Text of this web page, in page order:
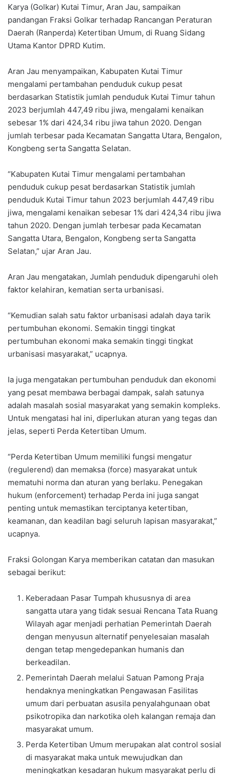
Karya (Golkar) Kutai Timur, Aran Jau, sampaikan
pandangan Fraksi Golkar terhadap Rancangan Peraturan
Daerah (Ranperda) Ketertiban Umum, di Ruang Sidang
Utama Kantor DPRD Kutim.
Aran Jau menyampaikan, Kabupaten Kutai Timur
mengalami pertambahan penduduk cukup pesat
berdasarkan Statistik jumlah penduduk Kutai Timur tahun
2023 berjumlah 447,49 ribu jiwa, mengalami kenaikan
sebesar 1% dari 424,34 ribu jiwa tahun 2020. Dengan
jumlah terbesar pada Kecamatan Sangatta Utara, Bengalon,
Kongbeng serta Sangatta Selatan.
“Kabupaten Kutai Timur mengalami pertambahan
penduduk cukup pesat berdasarkan Statistik jumlah
penduduk Kutai Timur tahun 2023 berjumlah 447,49 ribu
jiwa, mengalami kenaikan sebesar 1% dari 424,34 ribu jiwa
tahun 2020. Dengan jumlah terbesar pada Kecamatan
Sangatta Utara, Bengalon, Kongbeng serta Sangatta
Selatan,” ujar Aran Jau.
Aran Jau mengatakan, Jumlah penduduk dipengaruhi oleh
faktor kelahiran, kematian serta urbanisasi.
“Kemudian salah satu faktor urbanisasi adalah daya tarik
pertumbuhan ekonomi. Semakin tinggi tingkat
pertumbuhan ekonomi maka semakin tinggi tingkat
urbanisasi masyarakat,” ucapnya.
Ia juga mengatakan pertumbuhan penduduk dan ekonomi
yang pesat membawa berbagai dampak, salah satunya
adalah masalah sosial masyarakat yang semakin kompleks.
Untuk mengatasi hal ini, diperlukan aturan yang tegas dan
jelas, seperti Perda Ketertiban Umum.
“Perda Ketertiban Umum memiliki fungsi mengatur
(regulerend) dan memaksa (force) masyarakat untuk
mematuhi norma dan aturan yang berlaku. Penegakan
hukum (enforcement) terhadap Perda ini juga sangat
penting untuk memastikan terciptanya ketertiban,
keamanan, dan keadilan bagi seluruh lapisan masyarakat,”
ucapnya.
Fraksi Golongan Karya memberikan catatan dan masukan
sebagai berikut:
Keberadaan Pasar Tumpah khususnya di area
sangatta utara yang tidak sesuai Rencana Tata Ruang
Wilayah agar menjadi perhatian Pemerintah Daerah
dengan menyusun alternatif penyelesaian masalah
dengan tetap mengedepankan humanis dan
berkeadilan.
Pemerintah Daerah melalui Satuan Pamong Praja
hendaknya meningkatkan Pengawasan Fasilitas
umum dari perbuatan asusila penyalahgunaan obat
psikotropika dan narkotika oleh kalangan remaja dan
masyarakat umum.
Perda Ketertiban Umum merupakan alat control sosial
di masyarakat maka untuk mewujudkan dan
meningkatkan kesadaran hukum masyarakat perlu di